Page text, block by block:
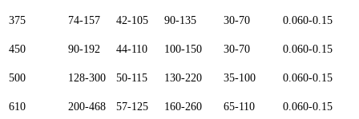
375 74-157 42-105 90-135 30-70 0.060-0.15
450 90-192 44-110 100-150 30-70 0.060-0.15
500 128-300 50-115 130-220 35-100 0.060-0.15
610 200-468 57-125 160-260 65-110 0.060-0.15